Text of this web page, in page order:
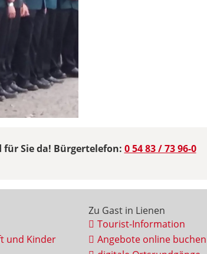
für Sie da! Bürgertelefon: 0 54 83 / 73 96-0
und Kinder
Zu Gast in Lienen
Tourist-Information
Angebote online buchen